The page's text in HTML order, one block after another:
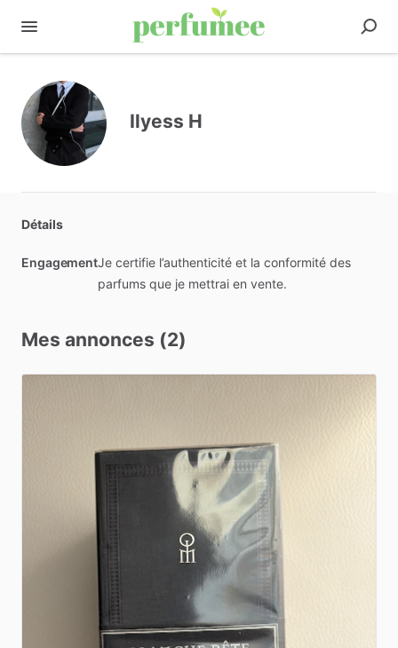
Ilyess H
Détails
EngagementJe certifie l’authenticité et la conformité des
parfums que je mettrai en vente.
Mes annonces (2)